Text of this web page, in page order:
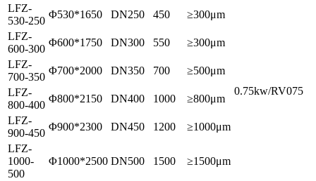
LFZ-
530-250
Φ530*1650 DN250 450 ≥300μm
0.75kw/RV075
LFZ-
600-300
Φ600*1750 DN300 550
≥300μm
LFZ-
700-350
Φ700*2000 DN350 700
≥500μm
LFZ-
800-400
Φ800*2150 DN400 1000
≥800μm
LFZ-
900-450
Φ900*2300 DN450 1200
≥1000μm
LFZ-
1000-
500
Φ1000*2500 DN500 1500 ≥1500μm